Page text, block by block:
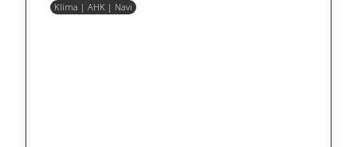
Klima | AHK | Navi